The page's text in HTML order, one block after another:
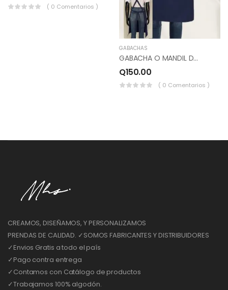
( 0 Comentarios )
GABACHAS
GABACHA O MANDIL DE CINTA CRUZADA COLOR AZUL MARINO.
Q150.00
( 0 Comentarios )
CREAMOS, DISEÑAMOS, Y PERSONALIZAMOS
PRENDAS DE CALIDAD. ✓SOMOS FABRICANTES Y DISTRIBUIDORES
✓Envios Gratis a todo el país
✓Pago contra entrega
✓Contamos con Catálogo de productos
✓Trabajamos 100% algodón.